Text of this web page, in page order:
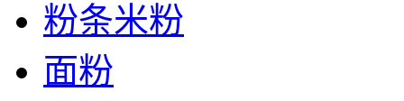
粉条米粉
面粉